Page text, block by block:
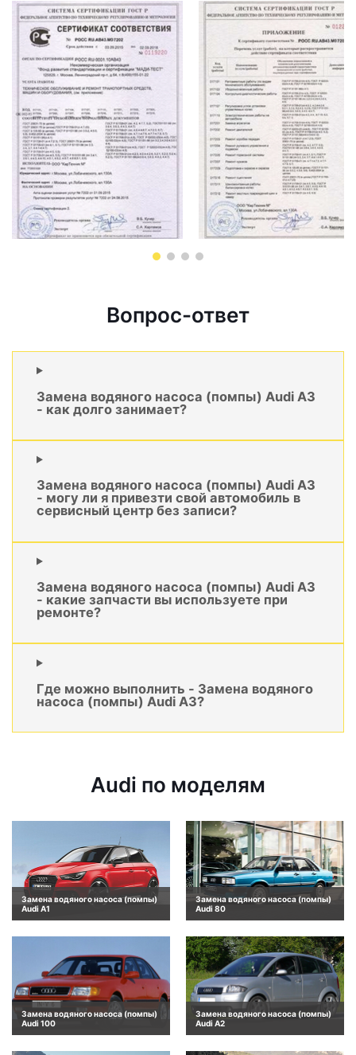
Вопрос-ответ
Замена водяного насоса (помпы) Audi A3
- как долго занимает?
Замена водяного насоса (помпы) Audi A3
- могу ли я привезти свой автомобиль в
сервисный центр без записи?
Замена водяного насоса (помпы) Audi A3
- какие запчасти вы используете при
ремонте?
Где можно выполнить - Замена водяного
насоса (помпы) Audi A3?
Audi по моделям
Замена водяного насоса (помпы)
Audi A1
Замена водяного насоса (помпы)
Audi 80
Замена водяного насоса (помпы)
Audi 100
Замена водяного насоса (помпы)
Audi A2